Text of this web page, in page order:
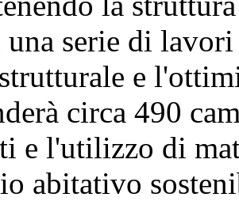
una serie di
e
circa 490
e l'utilizzo di
abitativo